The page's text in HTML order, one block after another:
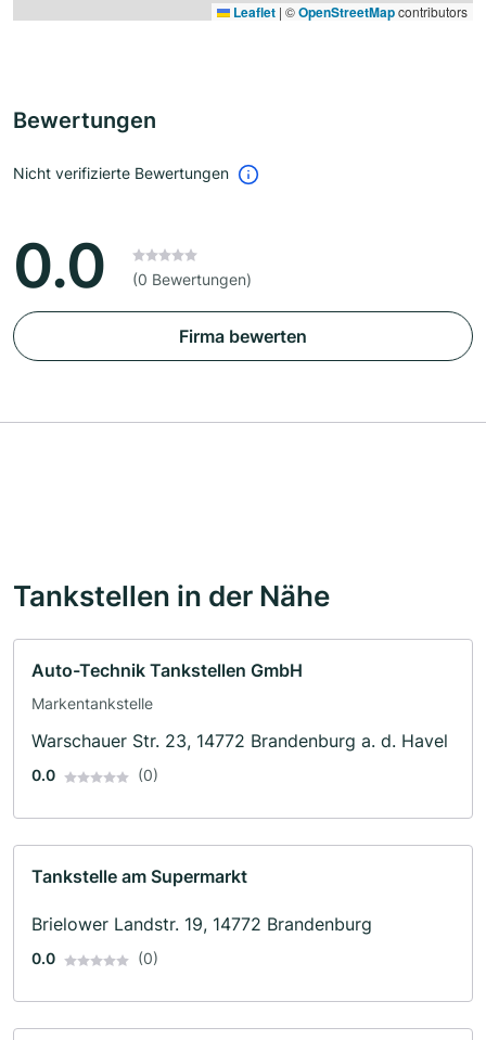
Leaflet | ©OpenStreetMapcontributors
Bewertungen
Nicht verifizierte Bewertungen
0.0 (0 Bewertungen)
Firma bewerten
Tankstellen in der Nähe
Auto-Technik Tankstellen GmbH
Markentankstelle
Warschauer Str. 23, 14772 Brandenburg a. d. Havel
0.0 (0)
Tankstelle am Supermarkt
Brielower Landstr. 19, 14772 Brandenburg
0.0 (0)